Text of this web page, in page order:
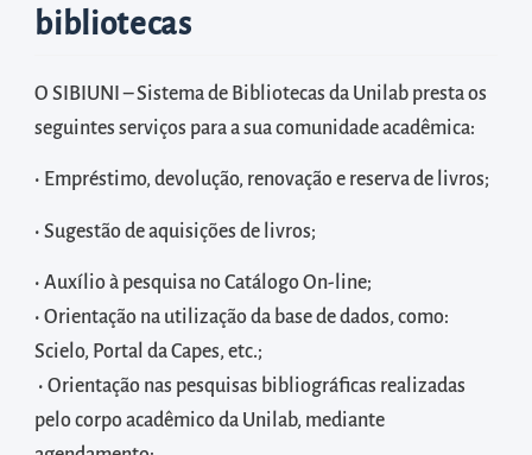
diretamente
menu
principal
diretamente
à
para
realizar
buscas
internas
Acessar
bibliotecas
O SIBIUNI – Sistema de Bibliotecas da Unilab presta os
seguintes serviços para a sua comunidade acadêmica:
• Empréstimo, devolução, renovação e reserva de livros;
• Sugestão de aquisições de livros;
• Auxílio à pesquisa no Catálogo On-line;
• Orientação na utilização da base de dados, como:
Scielo, Portal da Capes, etc.;
• Orientação nas pesquisas bibliográficas realizadas
pelo corpo acadêmico da Unilab, mediante